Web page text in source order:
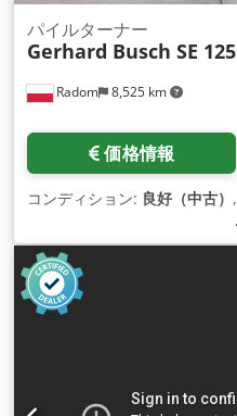
Radom 8,525 km
パイルターナー
Gerhard Busch SE 125
価格情報
コンディション: 良好（中古） ,